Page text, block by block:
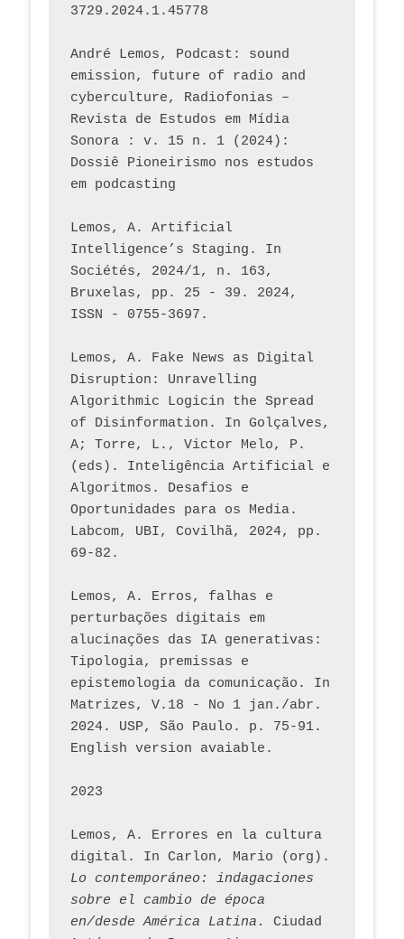
3729.2024.1.45778
André Lemos, Podcast: sound
emission, future of radio and
cyberculture, Radiofonias –
Revista de Estudos em Mídia
Sonora : v. 15 n. 1 (2024):
Dossiê Pioneirismo nos estudos
em podcasting
Lemos, A. Artificial
Intelligence’s Staging. In
Sociétés, 2024/1, n. 163,
Bruxelas, pp. 25 - 39. 2024,
ISSN - 0755-3697.
Lemos, A. Fake News as Digital
Disruption: Unravelling
Algorithmic Logicin the Spread
of Disinformation. In Golçalves,
A; Torre, L., Victor Melo, P.
(eds). Inteligência Artificial e
Algoritmos. Desafios e
Oportunidades para os Media.
Labcom, UBI, Covilhã, 2024, pp.
69-82.
Lemos, A. Erros, falhas e
perturbações digitais em
alucinações das IA generativas:
Tipologia, premissas e
epistemologia da comunicação. In
Matrizes, V.18 - No 1 jan./abr.
2024. USP, São Paulo. p. 75-91.
English version avaiable.
2023
Lemos, A. Errores en la cultura
Lo contemporáneo: indagaciones
sobre el cambio de época
en/desde América Latina.
Ciudad